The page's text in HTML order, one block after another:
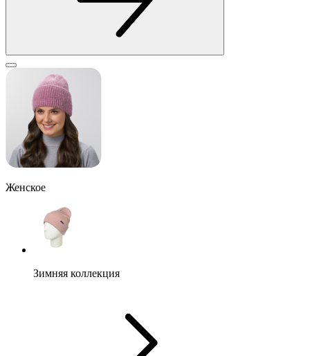
Женское
Зимняя коллекция